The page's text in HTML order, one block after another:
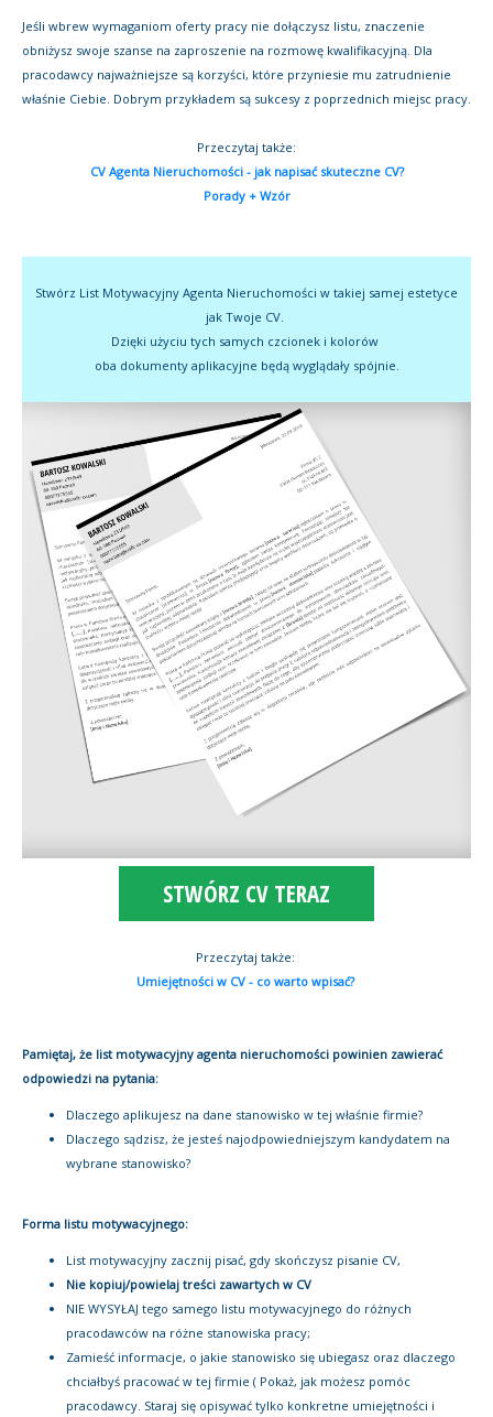
Jeśli wbrew wymaganiom oferty pracy nie dołączysz listu, znaczenie
obniżysz swoje szanse na zaproszenie na rozmowę kwalifikacyjną. Dla
pracodawcy najważniejsze są korzyści, które przyniesie mu zatrudnienie
właśnie Ciebie. Dobrym przykładem są sukcesy z poprzednich miejsc pracy.
Przeczytaj także:
CV Agenta Nieruchomości - jak napisać skuteczne CV?
Porady + Wzór
Stwórz List Motywacyjny Agenta Nieruchomości w takiej samej estetyce
jak Twoje CV.
Dzięki użyciu tych samych czcionek i kolorów
oba dokumenty aplikacyjne będą wyglądały spójnie.
STWÓRZ CV TERAZ
Przeczytaj także:
Umiejętności w CV - co warto wpisać?
Pamiętaj, że list motywacyjny agenta nieruchomości powinien zawierać
odpowiedzi na pytania:
Dlaczego aplikujesz na dane stanowisko w tej właśnie firmie?
Dlaczego sądzisz, że jesteś najodpowiedniejszym kandydatem na
wybrane stanowisko?
Forma listu motywacyjnego:
List motywacyjny zacznij pisać, gdy skończysz pisanie CV,
Nie kopiuj/powielaj treści zawartych w CV
NIE WYSYŁAJ tego samego listu motywacyjnego do różnych
pracodawców na różne stanowiska pracy;
Zamieść informacje, o jakie stanowisko się ubiegasz oraz dlaczego
chciałbyś pracować w tej firmie ( Pokaż, jak możesz pomóc
pracodawcy. Staraj się opisywać tylko konkretne umiejętności i